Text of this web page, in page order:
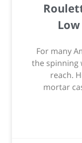
For many
the spinning
reach.
mortar